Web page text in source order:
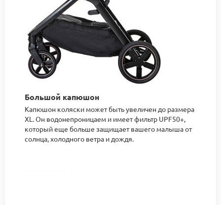
Большой капюшон
Капюшон коляски может быть увеличен до размера
XL. Он водонепроницаем и имеет фильтр UPF50+,
который еще больше защищает вашего малыша от
солнца, холодного ветра и дождя.